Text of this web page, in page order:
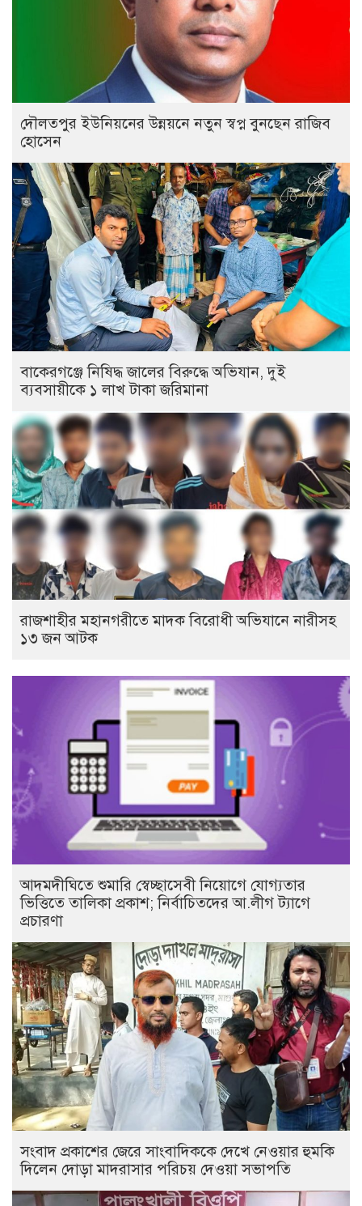
দৌলতপুর ইউনিয়নের উন্নয়নে নতুন স্বপ্ন বুনছেন রাজিব
হোসেন
বাকেরগঞ্জে নিষিদ্ধ জালের বিরুদ্ধে অভিযান, দুই
ব্যবসায়ীকে ১ লাখ টাকা জরিমানা
রাজশাহীর মহানগরীতে মাদক বিরোধী অভিযানে নারীসহ
১৩ জন আটক
আদমদীঘিতে শুমারি স্বেচ্ছাসেবী নিয়োগে যোগ্যতার
ভিত্তিতে তালিকা প্রকাশ; নির্বাচিতদের আ.লীগ ট্যাগে
প্রচারণা
সংবাদ প্রকাশের জেরে সাংবাদিককে দেখে নেওয়ার হুমকি
দিলেন দোড়া মাদরাসার পরিচয় দেওয়া সভাপতি